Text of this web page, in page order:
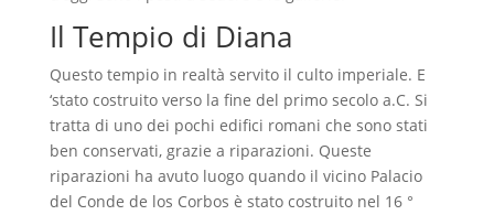
Il Tempio di Diana
Questo tempio in realtà servito il culto imperiale. E
‘stato costruito verso la fine del primo secolo a.C. Si
tratta di uno dei pochi edifici romani che sono stati
ben conservati, grazie a riparazioni. Queste
riparazioni ha avuto luogo quando il vicino Palacio
del Conde de los Corbos è stato costruito nel 16 °